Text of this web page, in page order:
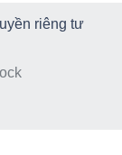
riêng tư